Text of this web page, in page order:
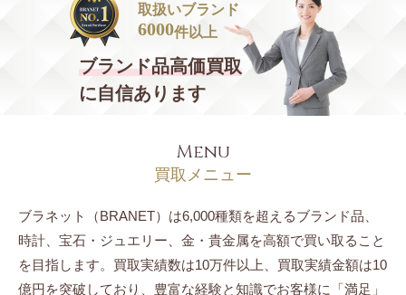
取扱いブランド
6000件以上
ブランド品高価買取
に自信あります
Menu
買取メニュー
ブラネット（BRANET）は6,000種類を超えるブランド品、
時計、宝石・ジュエリー、 金・貴金属を高額で買い取ること
を目指します。 買取実績数は10万件以上、買取実績金額は10
億円を突破しており、豊富な経験と知識でお客様に「満足」